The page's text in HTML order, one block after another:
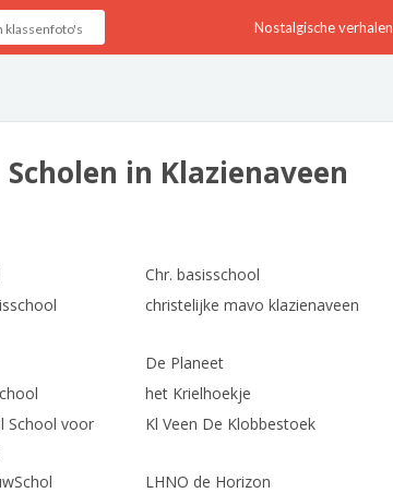
Nostalgische verhalen
Scholen in Klazienaveen
Chr. basisschool
christelijke mavo klazienaveen
De Planeet
het Krielhoekje
School voor
Kl Veen De Klobbestoek
LHNO de Horizon